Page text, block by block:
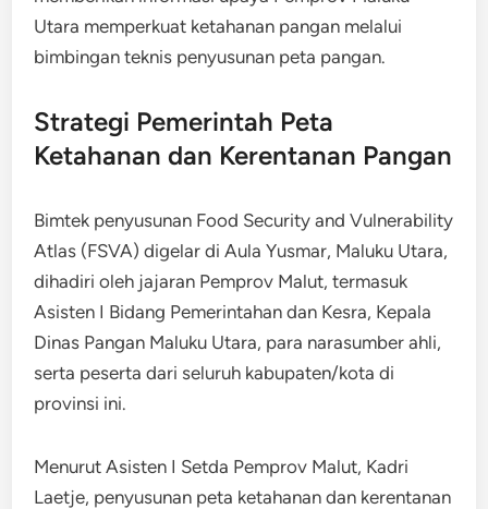
Utara memperkuat ketahanan pangan melalui
bimbingan teknis penyusunan peta pangan.
Strategi Pemerintah Peta
Ketahanan dan Kerentanan Pangan
Bimtek penyusunan Food Security and Vulnerability
Atlas (FSVA) digelar di Aula Yusmar, Maluku Utara,
dihadiri oleh jajaran Pemprov Malut, termasuk
Asisten I Bidang Pemerintahan dan Kesra, Kepala
Dinas Pangan Maluku Utara, para narasumber ahli,
serta peserta dari seluruh kabupaten/kota di
provinsi ini.
Menurut Asisten I Setda Pemprov Malut, Kadri
Laetje, penyusunan peta ketahanan dan kerentanan